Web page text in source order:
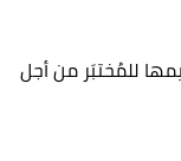
للمُختبَر من أجل